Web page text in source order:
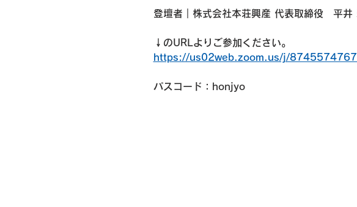
登壇者｜株式会社本荘興産 代表取締役　平井
↓のURLよりご参加ください。
https://us02web.zoom.us/j/
パスコード：honjyo